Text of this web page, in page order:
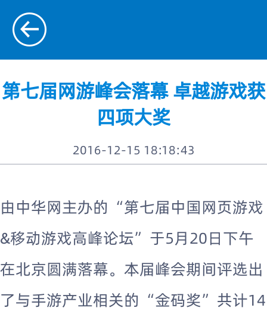
人才招聘
第七届网游峰会落幕 卓越游戏获
四项大奖
2016-12-15 18:18:43
由中华网主办的“第七届中国网页游戏
&移动游戏高峰论坛”于5月20日下午
在北京圆满落幕。本届峰会期间评选出
了与手游产业相关的“金码奖”共计14